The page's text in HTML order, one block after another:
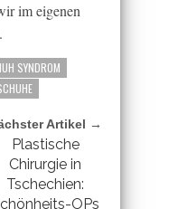
im eigenen
SYNDROM
Artikel →
Plastische
Chirurgie in
Tschechien:
OPs